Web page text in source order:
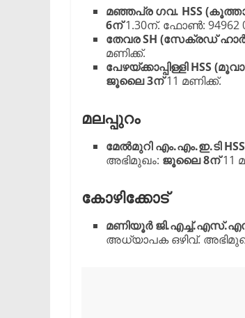
മഞ്ഞപ്ര ഗവ. HSS
6ന്1.30ന്. ഫോൺ: 94962
തേവര SH (സേക്രഡ്
മണിക്ക്.
പേഴയ്ക്കാപ്പിള്ളി HSS
ജൂലൈ 3ന്11 മണിക്ക്.
മലപ്പുറം
മേൽമുറി എം.എം.ഇ.ടി
അഭിമുഖം: ജൂലൈ 8ന്11
കോഴിക്കോട്
മണിയൂർ
അധ്യാപക ഒഴിവ്.